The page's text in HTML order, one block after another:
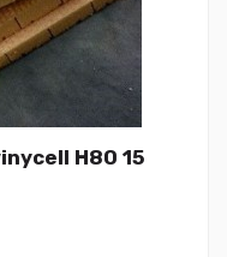
H80 15